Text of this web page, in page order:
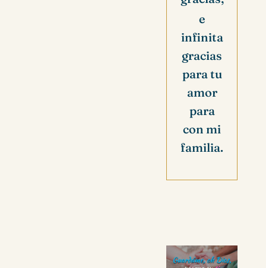
e
infinita
gracias
para tu
amor
para
con mi
familia.